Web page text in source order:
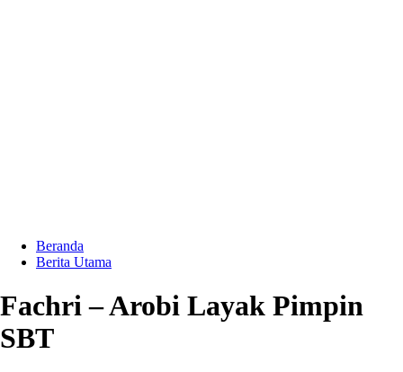
Beranda
Berita Utama
Fachri – Arobi Layak Pimpin
SBT